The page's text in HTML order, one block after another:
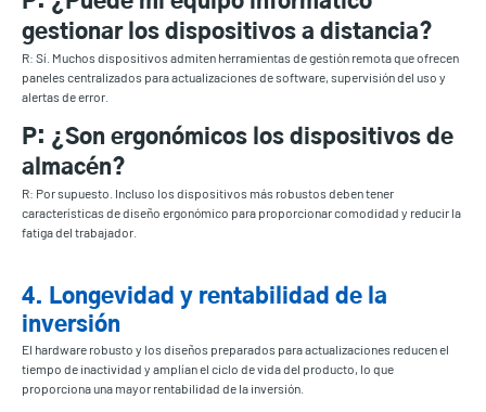
gestionar los dispositivos a distancia?
R: Sí. Muchos dispositivos admiten herramientas de gestión remota que ofrecen
paneles centralizados para actualizaciones de software, supervisión del uso y
alertas de error.
P: ¿Son ergonómicos los dispositivos de
almacén?
R: Por supuesto. Incluso los dispositivos más robustos deben tener
características de diseño ergonómico para proporcionar comodidad y reducir la
fatiga del trabajador.
4. Longevidad y rentabilidad de la
inversión
El hardware robusto y los diseños preparados para actualizaciones reducen el
tiempo de inactividad y amplían el ciclo de vida del producto, lo que
proporciona una mayor rentabilidad de la inversión.